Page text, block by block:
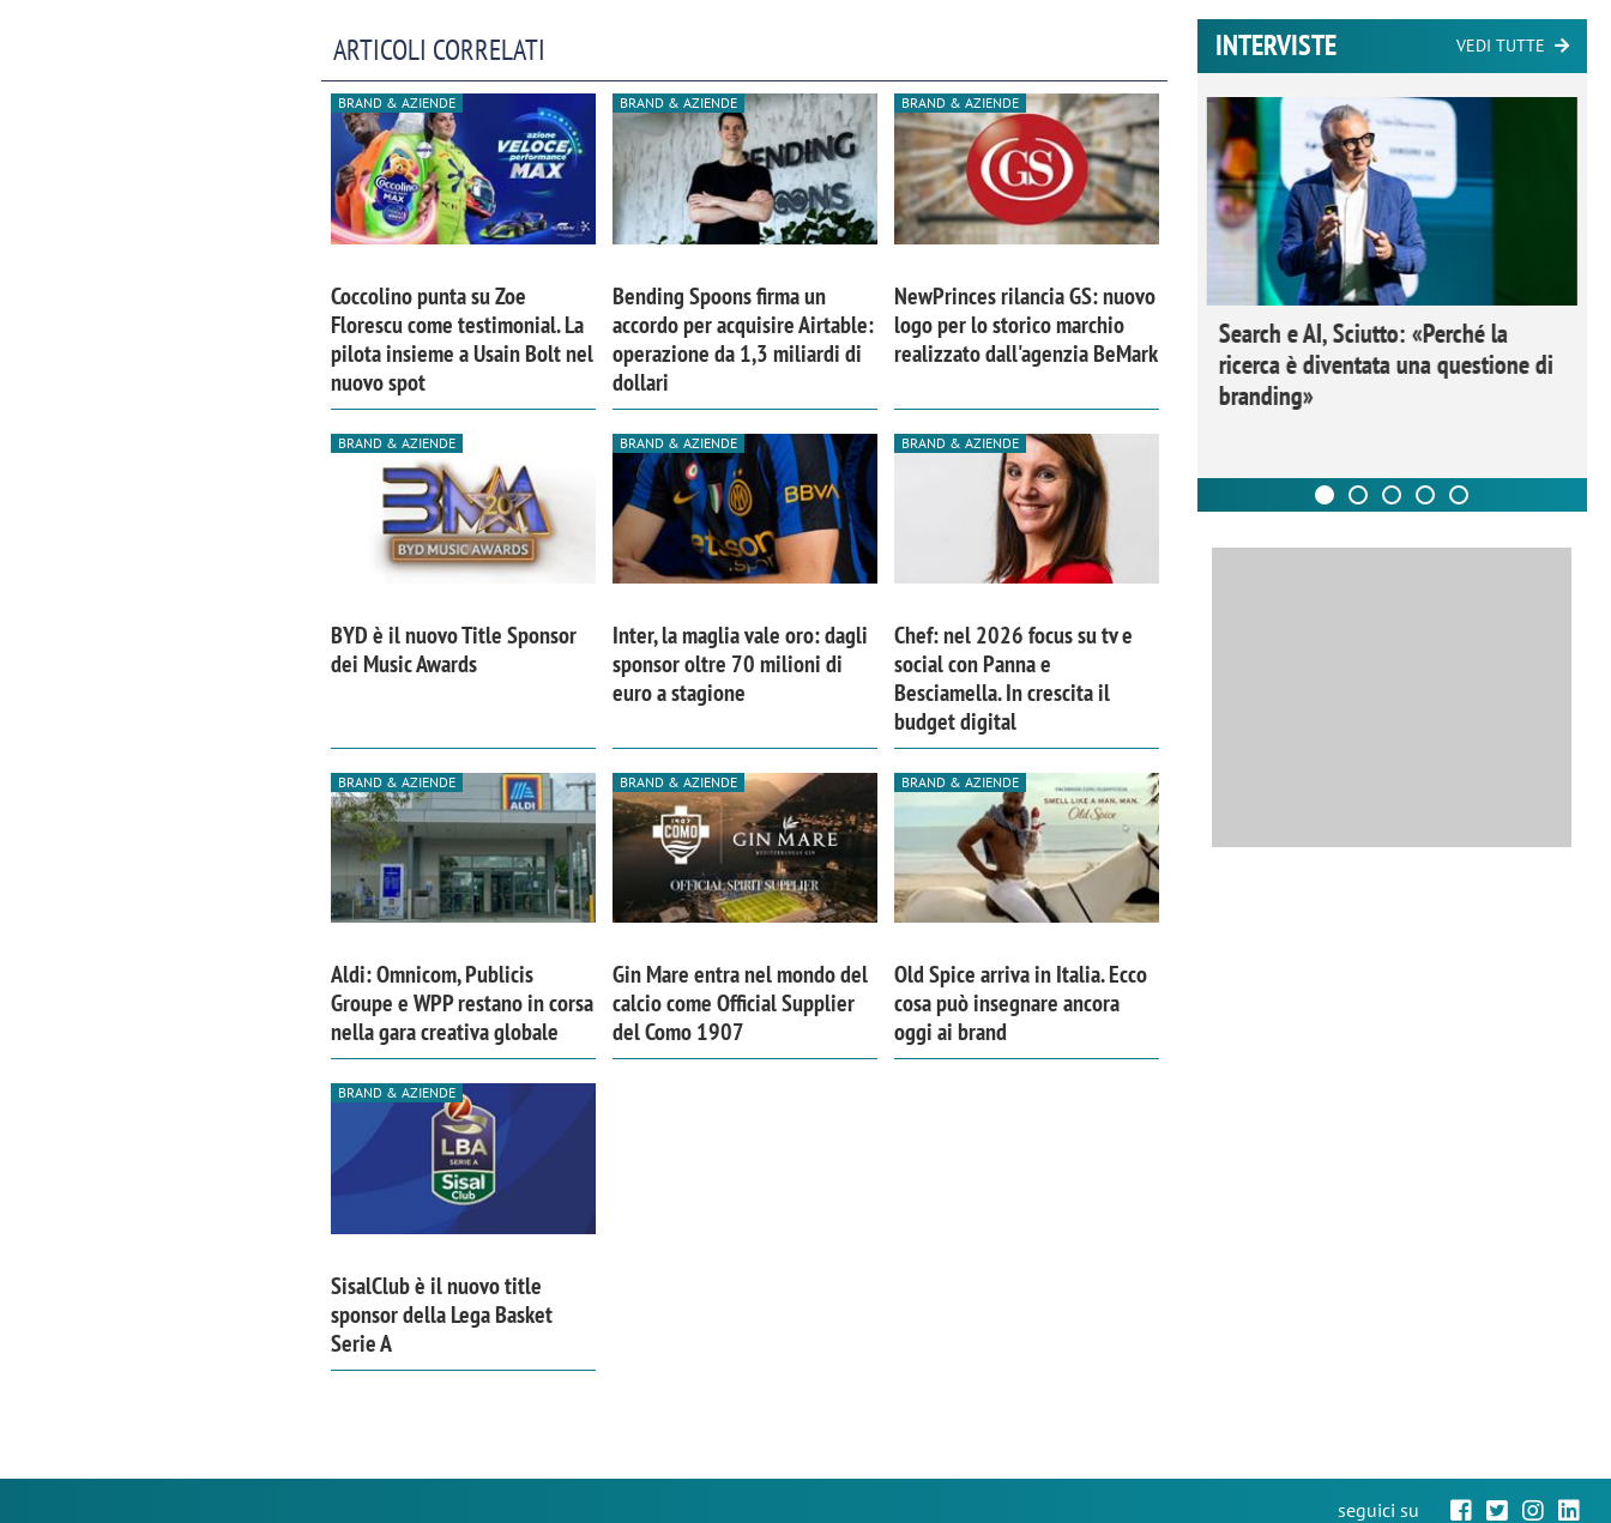
ARTICOLI CORRELATI
BRAND & AZIENDE
Coccolino punta su Zoe
Florescu come testimonial. La
pilota insieme a Usain Bolt nel
nuovo spot
BRAND & AZIENDE
Bending Spoons firma un
accordo per acquisire Airtable:
operazione da 1,3 miliardi di
dollari
BRAND & AZIENDE
NewPrinces rilancia GS: nuovo
logo per lo storico marchio
realizzato dall'agenzia BeMark
BRAND & AZIENDE
BYD è il nuovo Title Sponsor
dei Music Awards
BRAND & AZIENDE
Inter, la maglia vale oro: dagli
sponsor oltre 70 milioni di
euro a stagione
BRAND & AZIENDE
Chef: nel 2026 focus su tv e
social con Panna e
Besciamella. In crescita il
budget digital
BRAND & AZIENDE
Aldi: Omnicom, Publicis
Groupe e WPP restano in corsa
nella gara creativa globale
BRAND & AZIENDE
Gin Mare entra nel mondo del
calcio come Official Supplier
del Como 1907
BRAND & AZIENDE
Old Spice arriva in Italia. Ecco
cosa può insegnare ancora
oggi ai brand
BRAND & AZIENDE
SisalClub è il nuovo title
sponsor della Lega Basket
Serie A
INTERVISTE VEDI TUTTE
comunicazione crea un brand food:
«Marketing e prodotto devono
Emanuele Viora di Deloitte Digital:
«La creatività resta centrale, l’AI deve
amplificare il talento»
Ricerche di mercato. Neri, Ipsos
Doxa: «Non basta più descrivere i
tradurli in azioni»
Search e AI, Sciutto: «Perché la
ricerca è diventata una questione di
branding»
seguici su